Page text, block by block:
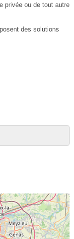
privée ou de tout autre
des solutions